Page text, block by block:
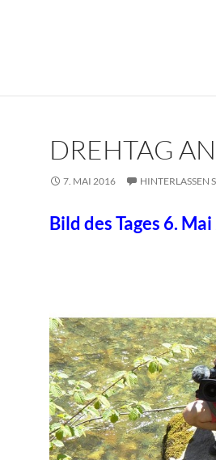
DREHTAG
7. MAI 2016 HINTERLASSEN
Bild des Tages 6.